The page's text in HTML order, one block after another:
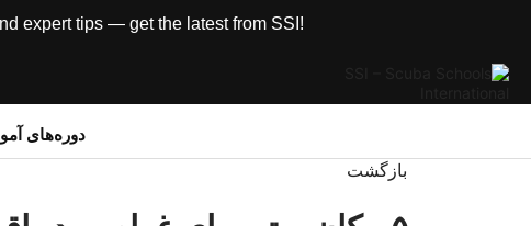
expert tips — get the latest from SSI!
دوره‌های
بازگشت